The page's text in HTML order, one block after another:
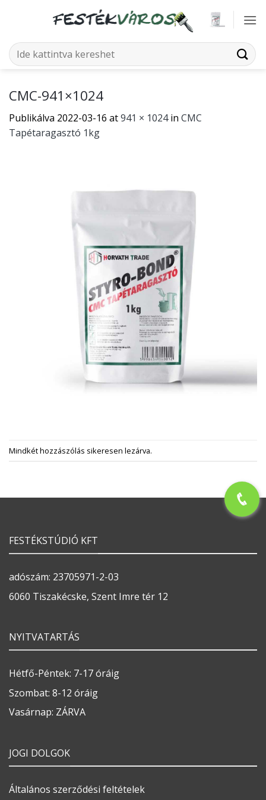
Keresés
a
CMC-941×1024
Publikálva 2022-03-16 at941 × 1024in CMC
Tapétaragasztó 1kg
Mindkét hozzászólás sikeresen lezárva.
FESTÉKSTÚDIÓ KFT
adószám: 23705971-2-03
6060 Tiszakécske, Szent Imre tér 12
NYITVATARTÁS
Hétfő-Péntek: 7-17 óráig
Szombat: 8-12 óráig
Vasárnap: ZÁRVA
JOGI DOLGOK
Általános szerződési feltételek